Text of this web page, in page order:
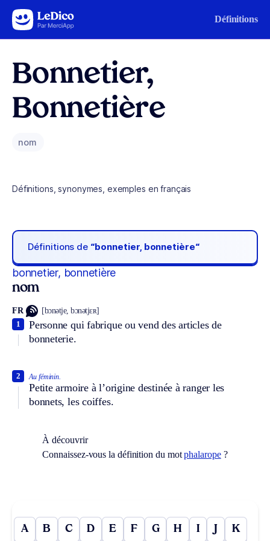
Aller au contenu Définitions
Bonnetier,
Bonnetière
nom
Définitions, synonymes, exemples en français
Définitions de “bonnetier, bonnetière“
bonnetier, bonnetière
nom
FR [bɔnətje, bɔnətjɛʀ]
Personne qui fabrique ou vend des articles de
bonneterie.
1
Au féminin.
Petite armoire à l’origine destinée à ranger les
bonnets, les coiffes.
2
À découvrir
Connaissez-vous la définition du motphalarope?
A B C D E F G H I J K